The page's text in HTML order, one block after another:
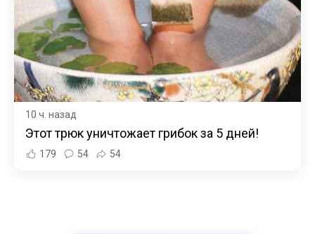
10 ч. назад
Этот трюк уничтожает грибок за 5 дней!
179 54 54